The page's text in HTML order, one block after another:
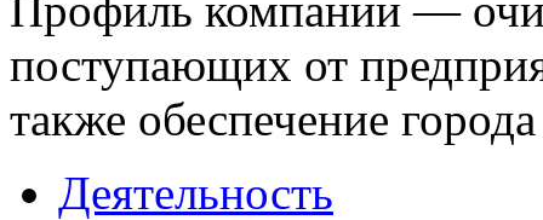
поступающих от
также обеспечение
Деятельность